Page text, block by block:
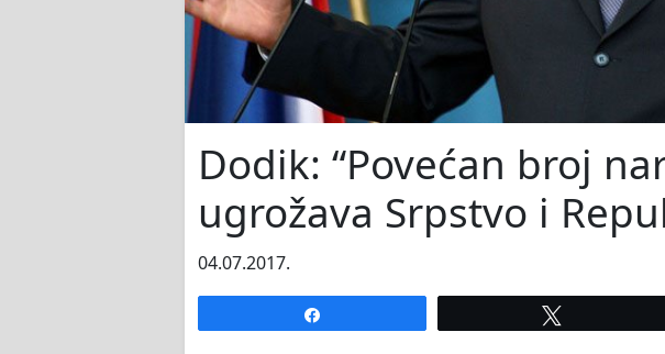
Dodik: “Povećan broj
ugrožava Srpstvo i
04.07.2017.